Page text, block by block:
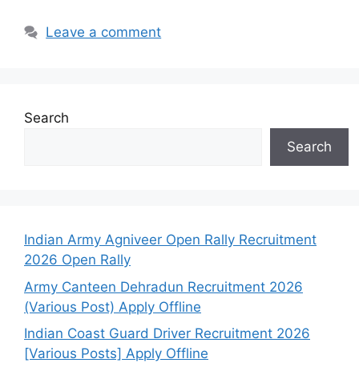
Leave a comment
Search
Search
Indian Army Agniveer Open Rally Recruitment
2026 Open Rally
Army Canteen Dehradun Recruitment 2026
(Various Post) Apply Offline
Indian Coast Guard Driver Recruitment 2026
[Various Posts] Apply Offline